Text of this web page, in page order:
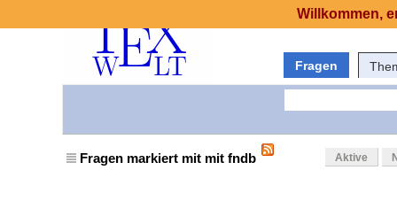
Fragen
Fragen markiert mit mit fndb Aktive
Willkommen,